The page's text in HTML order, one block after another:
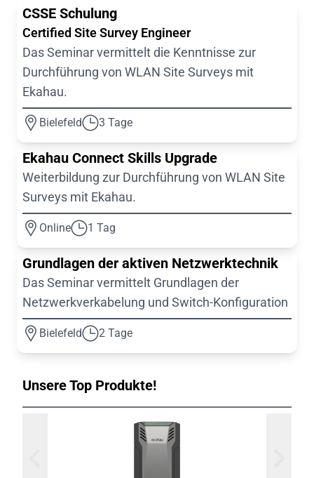
CSSE Schulung
Certified Site Survey Engineer
Das Seminar vermittelt die Kenntnisse zur
Durchführung von WLAN Site Surveys mit
Ekahau.
Bielefeld 3 Tage
Ekahau Connect Skills Upgrade
Weiterbildung zur Durchführung von WLAN Site
Surveys mit Ekahau.
Online 1 Tag
Grundlagen der aktiven Netzwerktechnik
Das Seminar vermittelt Grundlagen der
Netzwerkverkabelung und Switch-Konfiguration
Bielefeld 2 Tage
Unsere Top Produkte!